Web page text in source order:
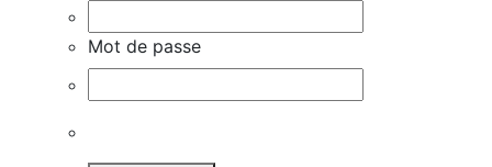
Mot de passe